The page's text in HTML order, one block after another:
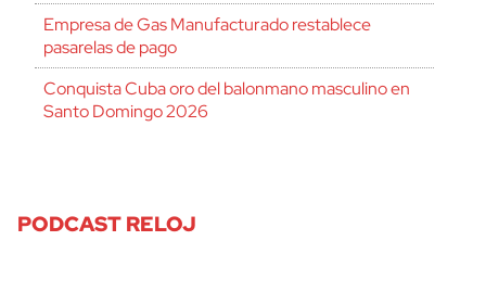
Empresa de Gas Manufacturado restablece
pasarelas de pago
Conquista Cuba oro del balonmano masculino en
Santo Domingo 2026
PODCAST RELOJ